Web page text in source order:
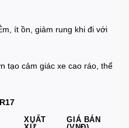
ít ồn, giảm rung khi đi với
tạo cảm giác xe cao ráo, thể
XUẤT
GIÁ BÁN